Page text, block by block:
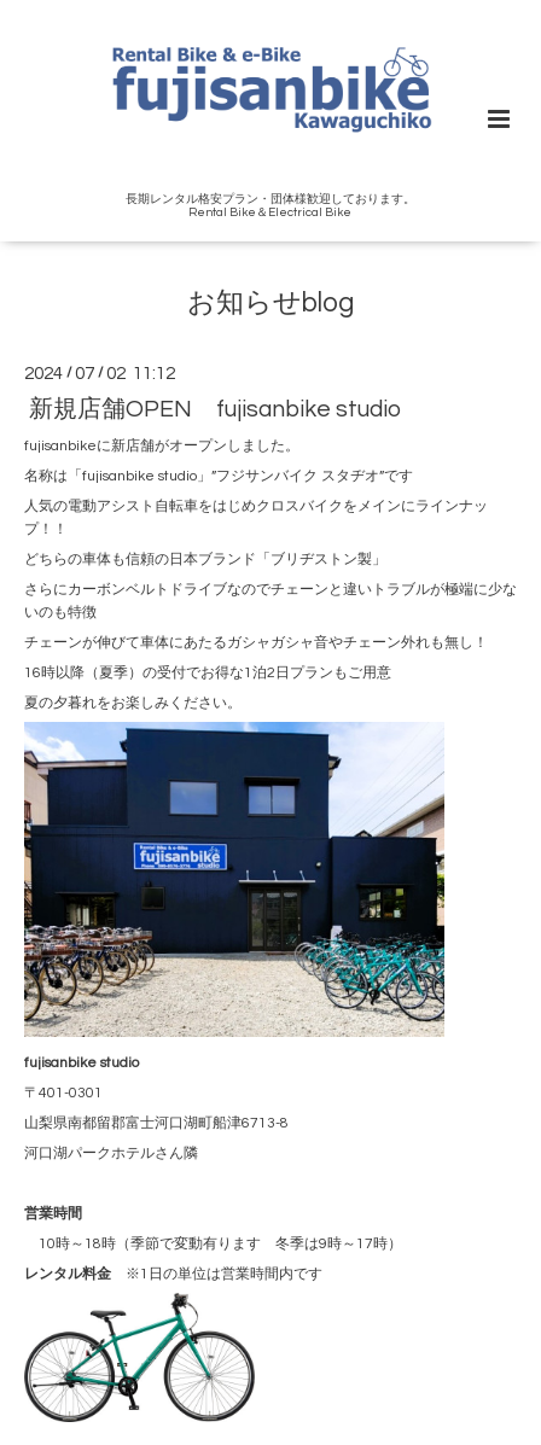
長期レンタル格安プラン・団体様歓迎しております。
Rental Bike＆Electrical Bike
お知らせblog
2024 /07 /02 11:12
新規店舗OPEN fujisanbike studio
fujisanbikeに新店舗がオープンしました。
名称は「fujisanbike studio」”フジサンバイク スタヂオ”です
人気の電動アシスト自転車をはじめクロスバイクをメインにラインナッ
プ！！
どちらの車体も信頼の日本ブランド「ブリヂストン製」
さらにカーボンベルトドライブなのでチェーンと違いトラブルが極端に少な
いのも特徴
チェーンが伸びて車体にあたるガシャガシャ音やチェーン外れも無し！
16時以降（夏季）の受付でお得な1泊2日プランもご用意
夏の夕暮れをお楽しみください。
fujisanbike studio
〒401-0301
山梨県南都留郡富士河口湖町船津6713-8
河口湖パークホテルさん隣
営業時間
10時～18時（季節で変動有ります 冬季は9時～17時）
レンタル料金 ※1日の単位は営業時間内です